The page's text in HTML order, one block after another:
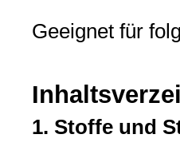
Geeignet für
1. Stoffe und